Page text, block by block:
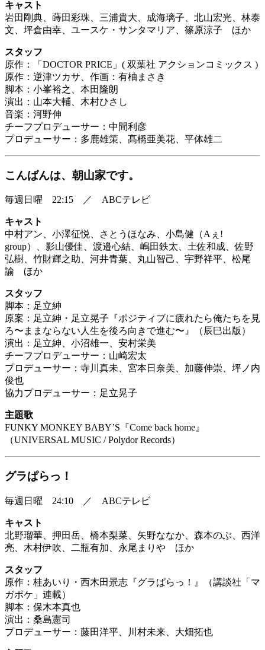
キャスト
岩田剛典、蒔田彩珠、三浦貴大、成海璃子、北山宏光、林泰
文、坪倉由幸、ユースケ・サンタマリア、篠原涼子 ほか
スタッフ
原作：「DOCTOR PRICE」( 双葉社 アクションコミックス )
原作：逆津ツカサ、作画：有柚まさき
脚本：小峯裕之、本田隆朗
演出：山本大輔、木村ひさし
音楽：河野伸
チーフプロデューサー：中間利彦
プロデューサー：多鹿雄策、髙橋亜美花、平体雄二
こんばんは、朝山家です。
毎週日曜 22:15 ／ ABCテレビ
キャスト
中村アン、小澤征悦、さとうほなみ、小島健（Aぇ!
group）、影山優佳、渡邉心結、嶋田鉄太、土佐和成、佐野
弘樹、竹財輝之助、河井青葉、丸山智己、宇野祥平、松尾
諭 ほか
スタッフ
脚本：足立紳
原案：足立紳・足立晃子『ポジティブに疲れたら俺たちを見
ろ〜ままならない人生を後ろ向きで進む〜』（辰巳出版）
演出：足立紳、小沼雄一、安村栄美
チーフプロデューサー：山崎宏太
プロデューサー：寺川真未、宮本日奈美、加藤伸崇、坪ノ内
俊也
協力プロデューサー：足立晃子
主題歌
FUNKY MONKEY BΛBY’S『Come back home』
（UNIVERSAL MUSIC / Polydor Records）
グラぱらっ！
毎週日曜 24:10 ／ ABCテレビ
キャスト
北野瑠華、押田岳、橋本梨菜、矢野ななか、森本のぶ、西洋
亮、木村伊吹、二瓶有加、永尾まりや ほか
スタッフ
原作：桂あいり・西木田景志『グラぱらっ！』（講談社「マ
ガポケ」連載）
脚本：保木本真也
演出：桑島憲司
プロデューサー：藤田洋平、川村未来、大畑拓也